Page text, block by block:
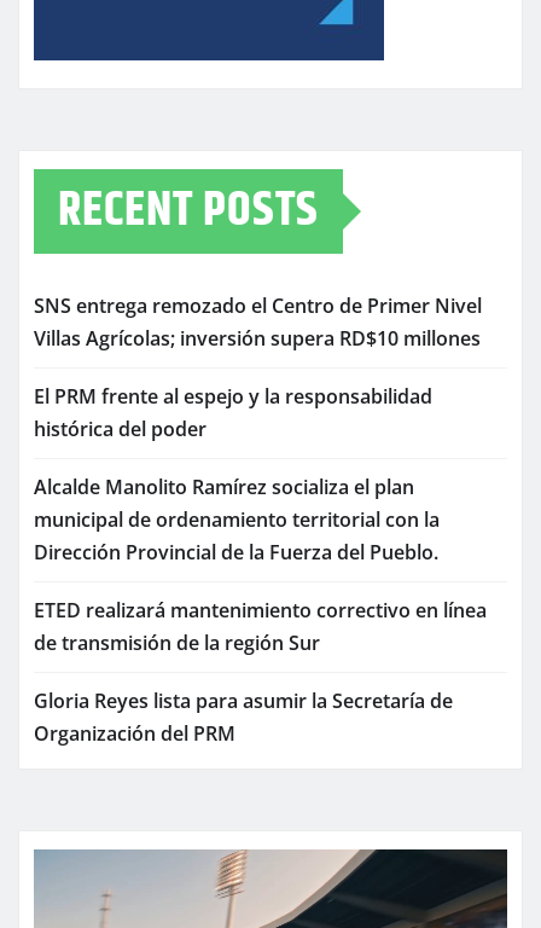
RECENT POSTS
SNS entrega remozado el Centro de Primer Nivel
Villas Agrícolas; inversión supera RD$10 millones
El PRM frente al espejo y la responsabilidad
histórica del poder
Alcalde Manolito Ramírez socializa el plan
municipal de ordenamiento territorial con la
Dirección Provincial de la Fuerza del Pueblo.
ETED realizará mantenimiento correctivo en línea
de transmisión de la región Sur
Gloria Reyes lista para asumir la Secretaría de
Organización del PRM